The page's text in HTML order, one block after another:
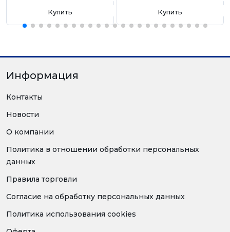
Купить Купить
Информация
Контакты
Новости
О компании
Политика в отношении обработки персональных
данных
Правила торговли
Согласие на обработку персональных данных
Политика использования cookies